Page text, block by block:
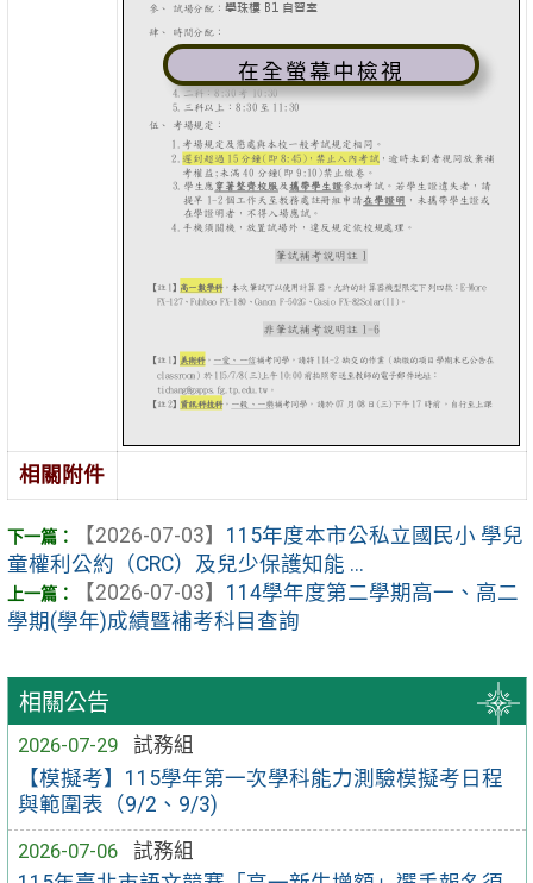
相關公告
2026-07-29
試務組
【模擬考】115學年第一次學科能力測驗模擬考日程
與範圍表（9/2、9/3)
2026-07-06
試務組
在全螢幕中檢視
相關附件
【2026-07-03】 115年度本市公私立國民小 學兒
童權利公約（CRC）及兒少保護知能 ...
【2026-07-03】 114學年度第二學期高一、高二
學期(學年)成績暨補考科目查詢